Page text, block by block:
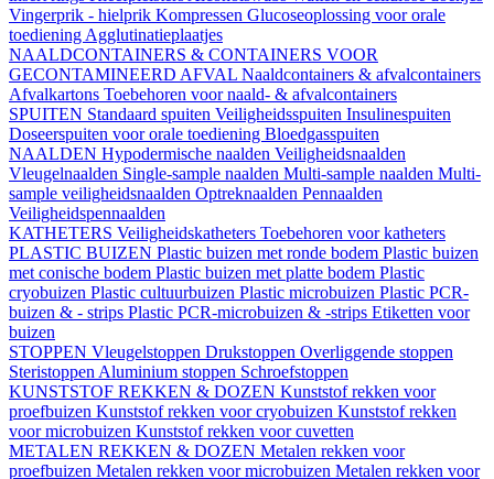
Vingerprik - hielprik Kompressen Glucoseoplossing voor orale
toediening Agglutinatieplaatjes
NAALDCONTAINERS & CONTAINERS VOOR
GECONTAMINEERD AFVAL Naaldcontainers & afvalcontainers
Afvalkartons Toebehoren voor naald- & afvalcontainers
SPUITEN Standaard spuiten Veiligheidsspuiten Insulinespuiten
Doseerspuiten voor orale toediening Bloedgasspuiten
NAALDEN Hypodermische naalden Veiligheidsnaalden
Vleugelnaalden Single-sample naalden Multi-sample naalden Multi-
sample veiligheidsnaalden Optreknaalden Pennaalden
Veiligheidspennaalden
KATHETERS Veiligheidskatheters Toebehoren voor katheters
PLASTIC BUIZEN Plastic buizen met ronde bodem Plastic buizen
met conische bodem Plastic buizen met platte bodem Plastic
cryobuizen Plastic cultuurbuizen Plastic microbuizen Plastic PCR-
buizen & - strips Plastic PCR-microbuizen & -strips Etiketten voor
buizen
STOPPEN Vleugelstoppen Drukstoppen Overliggende stoppen
Steristoppen Aluminium stoppen Schroefstoppen
KUNSTSTOF REKKEN & DOZEN Kunststof rekken voor
proefbuizen Kunststof rekken voor cryobuizen Kunststof rekken
voor microbuizen Kunststof rekken voor cuvetten
METALEN REKKEN & DOZEN Metalen rekken voor
proefbuizen Metalen rekken voor microbuizen Metalen rekken voor